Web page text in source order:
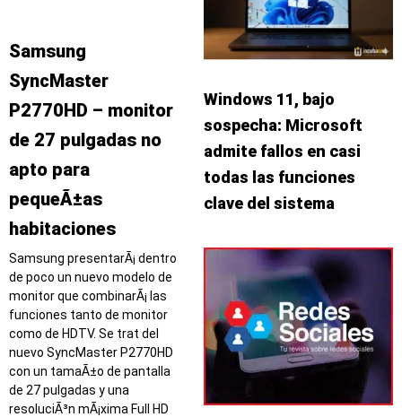
Samsung
SyncMaster
P2770HD – monitor
de 27 pulgadas no
apto para
pequeÃ±as
habitaciones
Samsung presentarÃ¡ dentro
de poco un nuevo modelo de
monitor que combinarÃ¡ las
funciones tanto de monitor
como de HDTV. Se trat del
nuevo SyncMaster P2770HD
con un tamaÃ±o de pantalla
de 27 pulgadas y una
resoluciÃ³n mÃ¡xima Full HD
Windows 11, bajo
sospecha: Microsoft
admite fallos en casi
todas las funciones
clave del sistema